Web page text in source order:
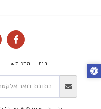
בית החנות